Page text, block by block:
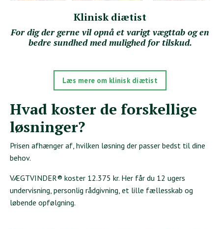
Klinisk diætist
For dig der gerne vil opnå et varigt vægttab og en
bedre sundhed med mulighed for tilskud.
Læs mere om klinisk diætist
Hvad koster de forskellige
løsninger?
Prisen afhænger af, hvilken løsning der passer bedst til dine
behov.
VÆGTVINDER® koster 12.375 kr. Her får du 12 ugers
undervisning, personlig rådgivning, et lille fællesskab og
løbende opfølgning.